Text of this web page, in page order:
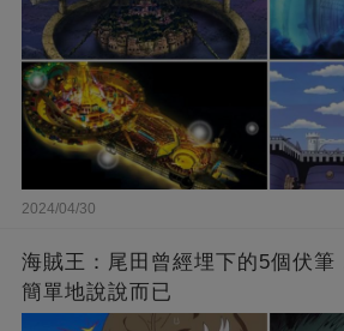
2024/04/30
海賊王：尾田曾經埋下的5個伏筆
簡單地說說而已